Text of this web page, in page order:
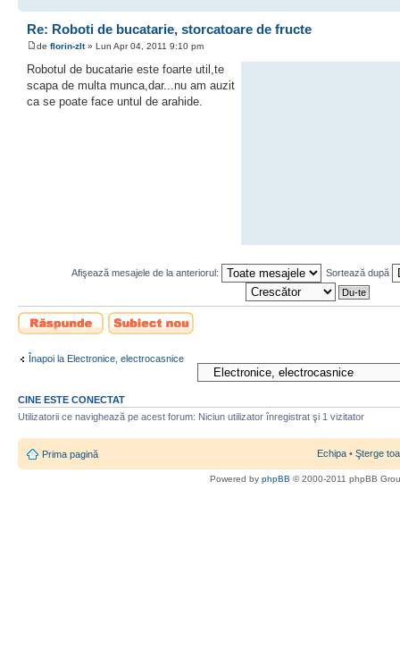
Re: Roboti de bucatarie, storcatoare de fructe
de florin-zlt» Lun Apr 04, 2011 9:10 pm
Robotul de bucatarie este foarte util,te
scapa de multa munca,dar...nu am auzit
ca se poate face untul de arahide.
Afişează mesajele de la anteriorul: Sortează după
Scrie un răspuns
Scrie un subiect
nou
Înapoi la Electronice, electrocasnice
CINE ESTE CONECTAT
Utilizatorii ce navighează pe acest forum: Niciun utilizator înregistrat şi 1 vizitator
Prima pagină Echipa • Şterge
Powered by phpBB © 2000-2011 phpBB